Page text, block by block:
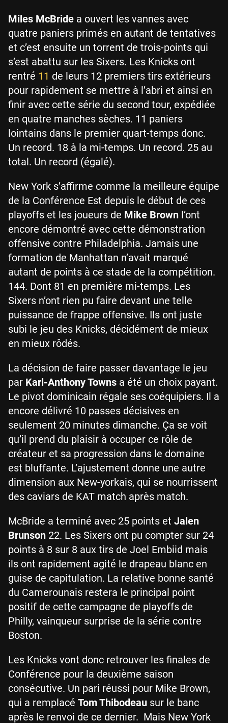
Miles McBride a ouvert les vannes avec
quatre paniers primés en autant de tentatives
et c’est ensuite un torrent de trois-points qui
s’est abattu sur les Sixers. Les Knicks ont
rentré 11 de leurs 12 premiers tirs extérieurs
pour rapidement se mettre à l’abri et ainsi en
finir avec cette série du second tour, expédiée
en quatre manches sèches. 11 paniers
lointains dans le premier quart-temps donc.
Un record. 18 à la mi-temps. Un record. 25 au
total. Un record (égalé).
New York s’affirme comme la meilleure équipe
de la Conférence Est depuis le début de ces
playoffs et les joueurs de Mike Brown l’ont
encore démontré avec cette démonstration
offensive contre Philadelphia. Jamais une
formation de Manhattan n’avait marqué
autant de points à ce stade de la compétition.
144. Dont 81 en première mi-temps. Les
Sixers n’ont rien pu faire devant une telle
puissance de frappe offensive. Ils ont juste
subi le jeu des Knicks, décidément de mieux
en mieux rôdés.
La décision de faire passer davantage le jeu
par Karl-Anthony Towns a été un choix payant.
Le pivot dominicain régale ses coéquipiers. Il a
encore délivré 10 passes décisives en
seulement 20 minutes dimanche. Ça se voit
qu’il prend du plaisir à occuper ce rôle de
créateur et sa progression dans le domaine
est bluffante. L’ajustement donne une autre
dimension aux New-yorkais, qui se nourrissent
des caviars de KAT match après match.
McBride a terminé avec 25 points et Jalen
Brunson 22. Les Sixers ont pu compter sur 24
points à 8 sur 8 aux tirs de Joel Embiid mais
ils ont rapidement agité le drapeau blanc en
guise de capitulation. La relative bonne santé
du Camerounais restera le principal point
positif de cette campagne de playoffs de
Philly, vainqueur surprise de la série contre
Boston.
Les Knicks vont donc retrouver les finales de
Conférence pour la deuxième saison
consécutive. Un pari réussi pour Mike Brown,
qui a remplacé Tom Thibodeau sur le banc
après le renvoi de ce dernier. Mais New York